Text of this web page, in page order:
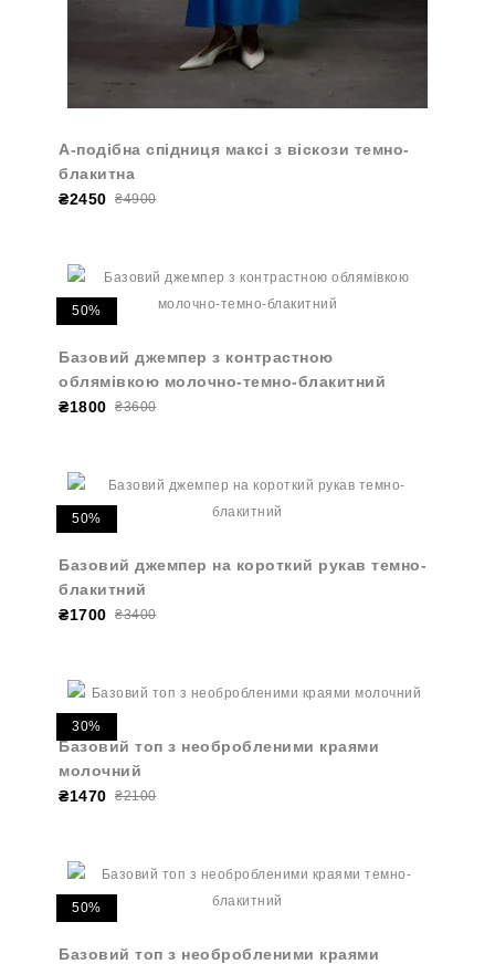
А-подібна спідниця максі з віскози темно-
блакитна
₴2450 ₴4900
50%
Базовий джемпер з контрастною
облямівкою молочно-темно-блакитний
₴1800 ₴3600
50%
Базовий джемпер на короткий рукав темно-
блакитний
₴1700 ₴3400
30%
Базовий топ з необробленими краями
молочний
₴1470 ₴2100
50%
Базовий топ з необробленими краями